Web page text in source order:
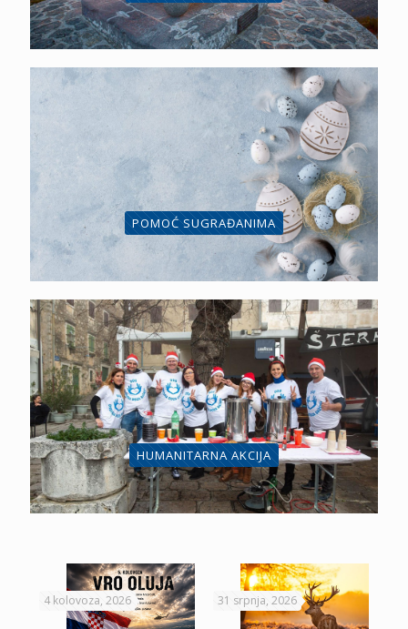
POMOĆ SUGRAĐANIMA
HUMANITARNA AKCIJA
4 kolovoza, 2026 31 srpnja, 2026